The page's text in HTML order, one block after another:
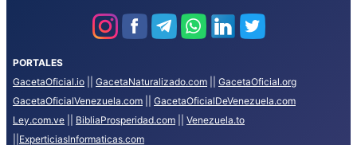
PORTALES
GacetaOficial.io
GacetaNaturalizado.com
GacetaOficial.org
GacetaOficialVenezuela.com
GacetaOficialDeVenezuela.com
Ley.com.ve
BibliaProsperidad.com
Venezuela.to
ExperticiasInformaticas.com